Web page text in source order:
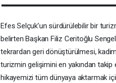
Efes Selçuk’un sürdürülebilir bir
belirten Başkan Filiz Ceritoğlu
tekrardan geri dönüştürülmesi, kadim
turizmin gelişimini en yakından
hikayemizi tüm dünyaya aktarmak